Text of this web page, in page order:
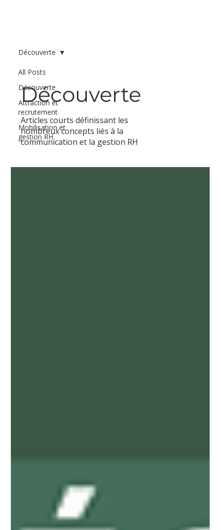
All Posts
Découverte
Attraction et
recrutement
Mobilisation et
gestion RH
Découverte
Découverte
Articles courts définissant les
nombreux concepts liés à la
communication et la gestion RH